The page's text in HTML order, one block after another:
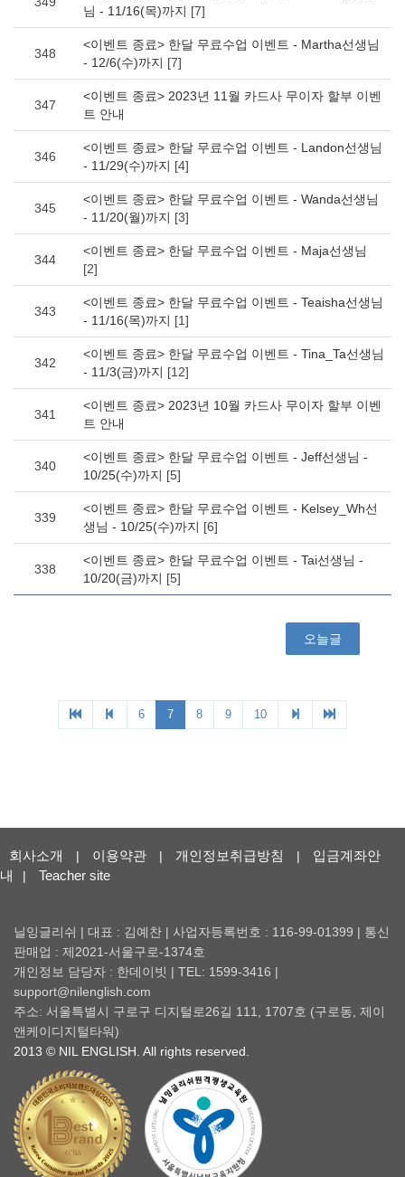
회사소개 | 이용약관 | 개인정보취급방침 |
입금계좌안
내
| Teacher site
닐잉글리쉬 | 대표 : 김예찬 | 사업자등록번호 : 116-99-01399 | 통신
판매업 : 제2021-서울구로-1374호
개인정보 담당자 : 한데이빗 | TEL: 1599-3416 |
support@nilenglish.com
주소: 서울특별시 구로구 디지털로26길 111, 1707호 (구로동, 제이
앤케이디지털타워)
2013 © NIL ENGLISH. All rights reserved.